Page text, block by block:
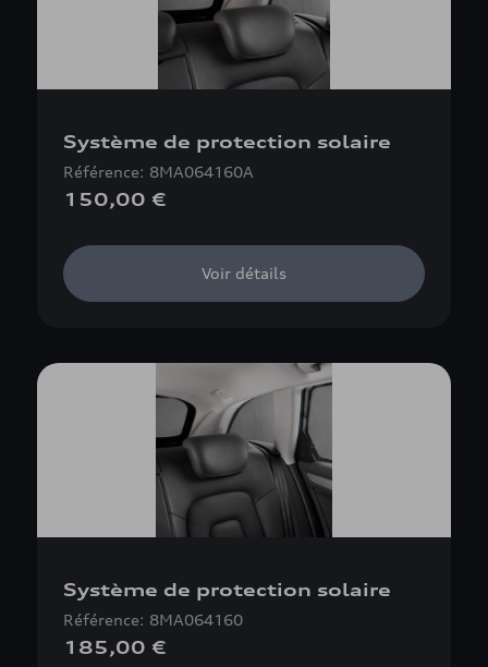
Système de protection solaire
Référence: 8MA064160A
150,00 €
Voir détails
Système de protection solaire
Référence: 8MA064160
185,00 €